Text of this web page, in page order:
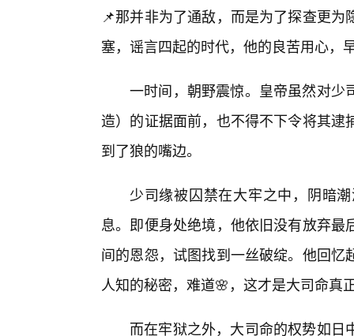
📌那并非为了通敌，而是为了探查更
塞，谣言四起的时代，他的良苦用心，
一时间，朝野震惊。皇帝虽然对少
造）的证据面前，也不得不下令将其
到了狼的嘴边。
少司缘被囚禁在大牢之中，阴暗
息。即便身处绝境，他依旧没有放弃
间的恩怨，试图找到一丝破绽。他回
人知的秘密，难道🌸，这才是大司命真
而在牢狱之外，大司命的权势如